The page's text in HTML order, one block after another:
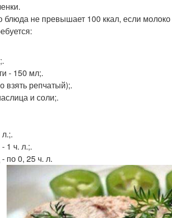
блюда не превышает 100 ккал, если
- 150 мл;.
взять репчатый);.
и соли;.
1 ч. л.;.
по 0, 25 ч. л.